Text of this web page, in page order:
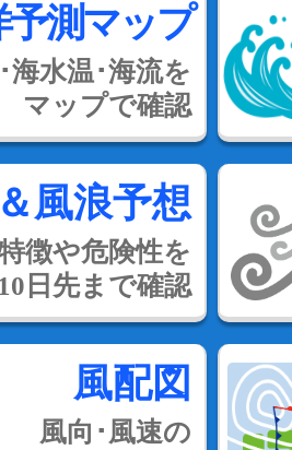
予測マップ
海水温･海流を
マップで確認
風浪予想
徴や危険性を
10日先まで確認
風配図
風向･風速の